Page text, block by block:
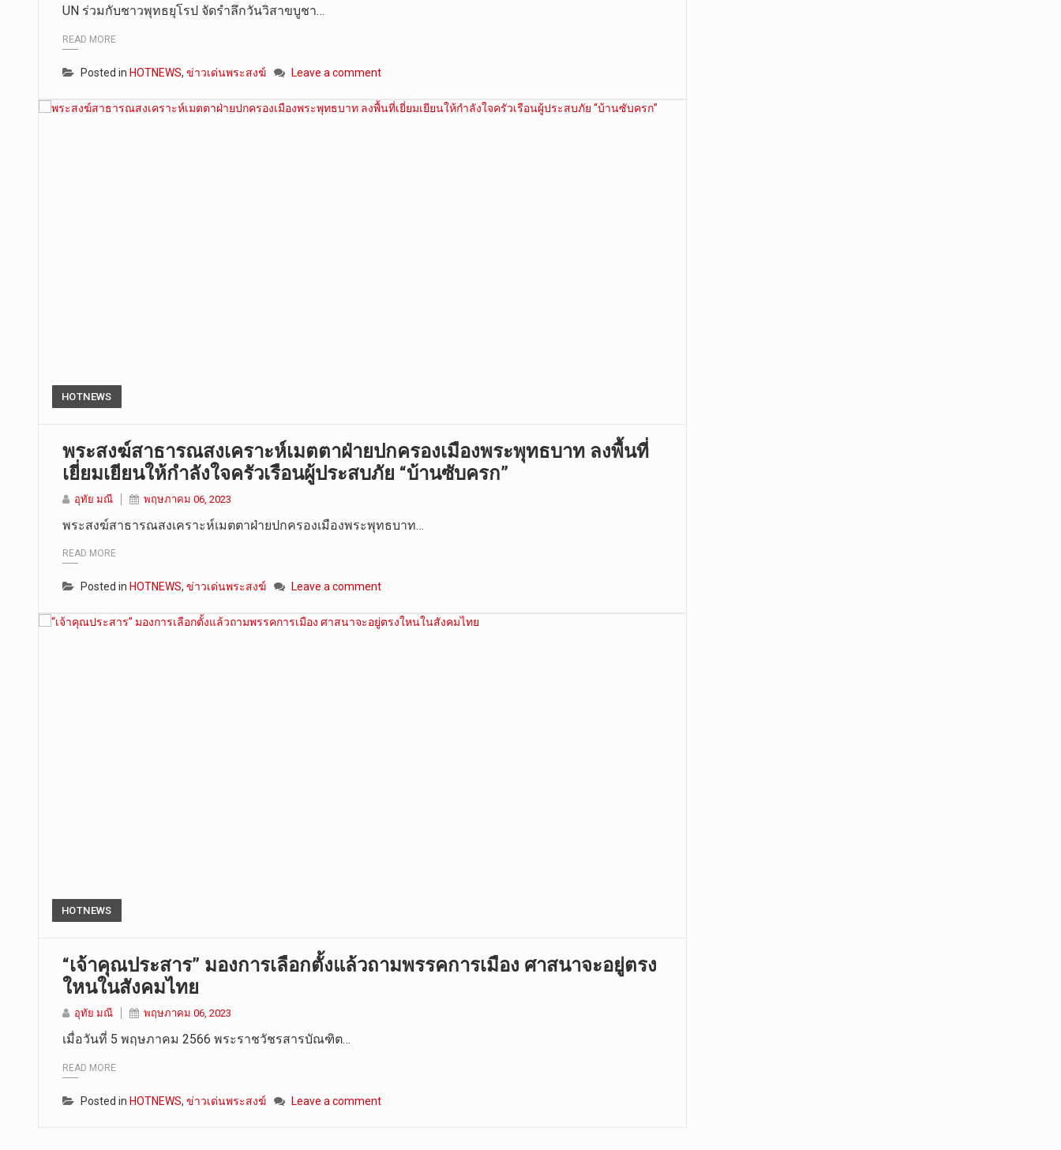
UN ร่วมกับชาวพุทธยุโรป จัดรำลึกวันวิสาขบูชา…
READ MORE
Posted in HOTNEWS, ข่าวเด่นพระสงฆ์ Leave a comment
HOTNEWS
พระสงฆ์สาธารณสงเคราะห์เมตตาฝ่ายปกครองเมืองพระพุทธบาท ลงพื้นที่
เยี่ยมเยียนให้กำลังใจครัวเรือนผู้ประสบภัย “บ้านซับครก”
อุทัย มณี พฤษภาคม 06, 2023
พระสงฆ์สาธารณสงเคราะห์เมตตาฝ่ายปกครองเมืองพระพุทธบาท…
READ MORE
Posted in HOTNEWS, ข่าวเด่นพระสงฆ์ Leave a comment
HOTNEWS
“เจ้าคุณประสาร” มองการเลือกตั้งแล้วถามพรรคการเมือง ศาสนาจะอยู่ตรง
ใหนในสังคมไทย
อุทัย มณี พฤษภาคม 06, 2023
เมื่อวันที่ 5 พฤษภาคม 2566 พระราชวัชรสารบัณฑิต…
READ MORE
Posted in HOTNEWS, ข่าวเด่นพระสงฆ์ Leave a comment